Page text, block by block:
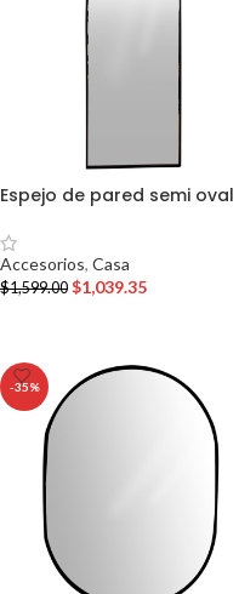
Espejo de pared semi oval
Accesorios, Casa
$1,599.00 $1,039.35
-35%